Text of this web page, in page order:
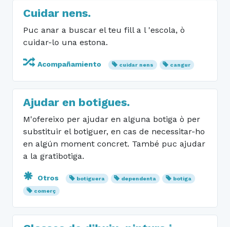
Cuidar nens.
Puc anar a buscar el teu fill a l 'escola, ò
cuidar-lo una estona.
Acompañamiento cuidar nens cangur
Ajudar en botigues.
M'ofereixo per ajudar en alguna botiga ò per
substituir el botiguer, en cas de necessitar-ho
en algún moment concret. També puc ajudar
a la gratibotiga.
Otros botiguera dependenta
botiga
comerç